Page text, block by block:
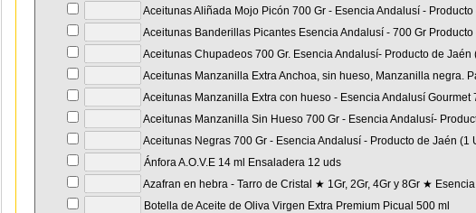
Aceitunas Aliñada Mojo Picón 700 Gr - Esencia Andalusí -
Aceitunas Banderillas Picantes Esencia Andalusí - 700 Gr
Aceitunas Chupadeos 700 Gr. Esencia Andalusí- Producto de Jaén
Aceitunas Manzanilla Extra Anchoa, sin hueso, Manzanilla negra.
Aceitunas Manzanilla Extra con hueso - Esencia Andalusí Gourmet
Aceitunas Manzanilla Sin Hueso 700 Gr - Esencia Andalusí-
Aceitunas Negras 700 Gr - Esencia Andalusí - Producto de Jaén (1
Ánfora A.O.V.E 14 ml Ensaladera 12 uds
Azafran en hebra - Tarro de Cristal ★ 1Gr, 2Gr, 4Gr y 8Gr ★
Botella de Aceite de Oliva Virgen Extra Premium Picual 500 ml